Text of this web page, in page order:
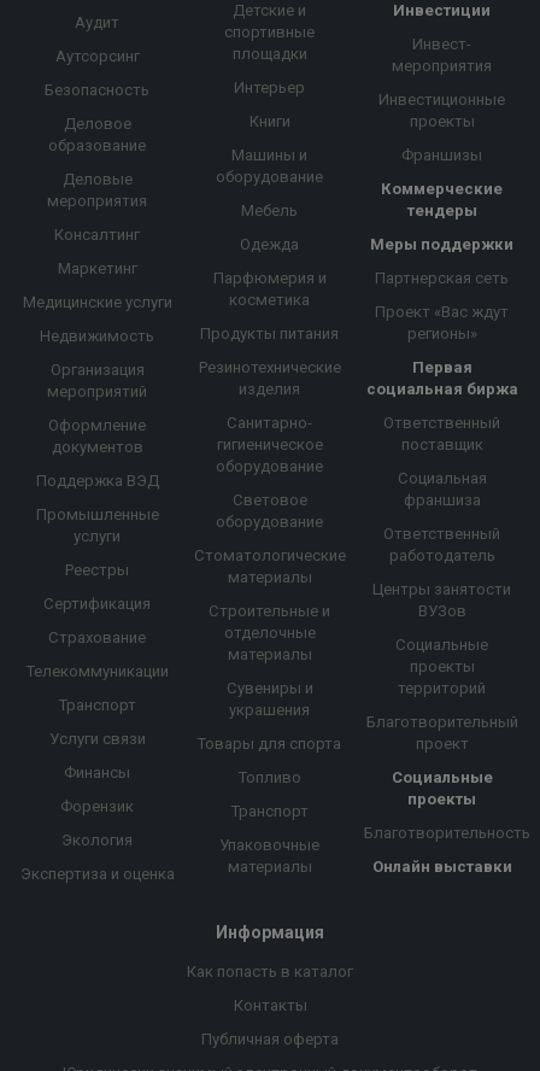
Аудит
Аутсорсинг
Безопасность
Деловое
образование
Деловые
мероприятия
Консалтинг
Маркетинг
Медицинские услуги
Недвижимость
Организация
мероприятий
Оформление
документов
Поддержка ВЭД
Промышленные
услуги
Реестры
Сертификация
Страхование
Телекоммуникации
Транспорт
Услуги связи
Финансы
Форензик
Экология
Экспертиза и оценка
Детские и
спортивные
площадки
Интерьер
Книги
Машины и
оборудование
Мебель
Одежда
Парфюмерия и
косметика
Продукты питания
Резинотехнические
изделия
Санитарно-
гигиеническое
оборудование
Световое
оборудование
Стоматологические
материалы
Строительные и
отделочные
материалы
Сувениры и
украшения
Товары для спорта
Топливо
Транспорт
Упаковочные
материалы
Инвестиции
Инвест-
мероприятия
Инвестиционные
проекты
Франшизы
Коммерческие
тендеры
Меры поддержки
Партнерская сеть
Проект «Вас ждут
регионы»
Первая
социальная биржа
Ответственный
поставщик
Социальная
франшиза
Ответственный
работодатель
Центры занятости
ВУЗов
Социальные
проекты
территорий
Благотворительный
проект
Социальные
проекты
Благотворительность
Онлайн выставки
Информация
Как попасть в каталог
Контакты
Публичная оферта